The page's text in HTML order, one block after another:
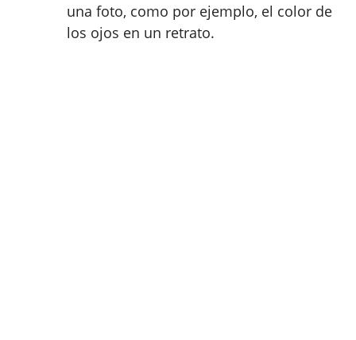
una foto, como por ejemplo, el color de
los ojos en un retrato.